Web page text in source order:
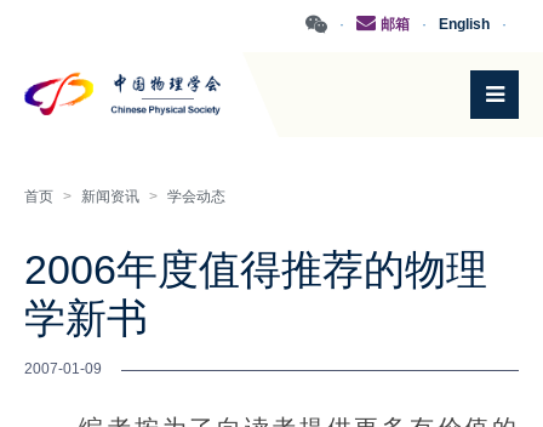
·
English
·
邮箱
·
首页 > 新闻资讯 > 学会动态
2006年度值得推荐的物理
学新书
2007-01-09